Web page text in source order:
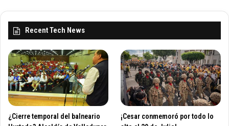
Recent Tech News
¿Cierre temporal del balneario
¡Cesar conmemoró por todo lo